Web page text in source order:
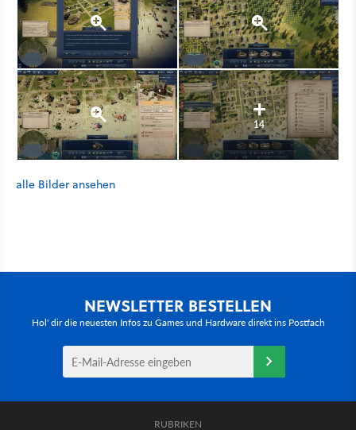
14
alle Bilder ansehen
NEWSLETTER BESTELLEN
Hol' dir die neuesten Infos zu Games und Hardware direkt ins Postfach
RUBRIKEN